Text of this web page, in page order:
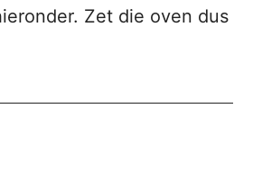
Zet die oven dus